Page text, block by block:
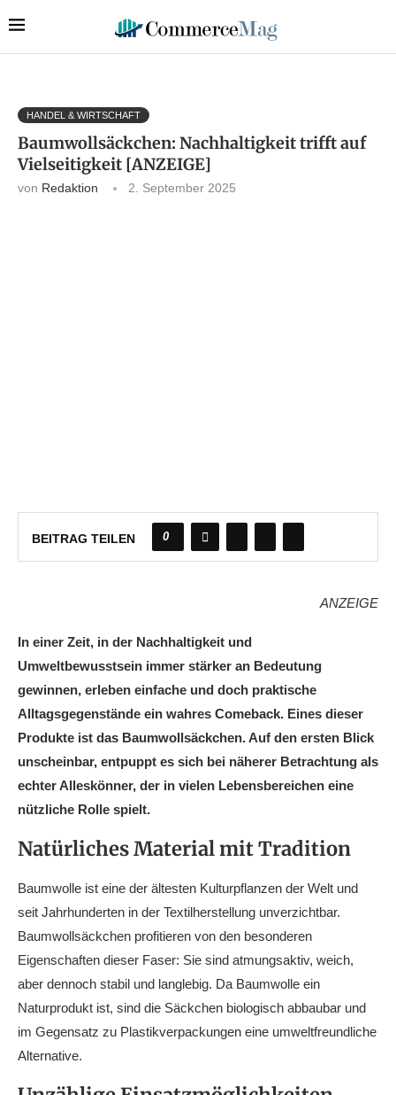
HANDEL & WIRTSCHAFT
Baumwollsäckchen: Nachhaltigkeit trifft auf
Vielseitigkeit [ANZEIGE]
von Redaktion 2. September 2025
BEITRAG TEILEN 0
ANZEIGE
In einer Zeit, in der Nachhaltigkeit und
Umweltbewusstsein immer stärker an Bedeutung
gewinnen, erleben einfache und doch praktische
Alltagsgegenstände ein wahres Comeback. Eines dieser
Produkte ist das Baumwollsäckchen. Auf den ersten Blick
unscheinbar, entpuppt es sich bei näherer Betrachtung als
echter Alleskönner, der in vielen Lebensbereichen eine
nützliche Rolle spielt.
Natürliches Material mit Tradition
Baumwolle ist eine der ältesten Kulturpflanzen der Welt und
seit Jahrhunderten in der Textilherstellung unverzichtbar.
Baumwollsäckchen profitieren von den besonderen
Eigenschaften dieser Faser: Sie sind atmungsaktiv, weich,
aber dennoch stabil und langlebig. Da Baumwolle ein
Naturprodukt ist, sind die Säckchen biologisch abbaubar und
im Gegensatz zu Plastikverpackungen eine umweltfreundliche
Alternative.